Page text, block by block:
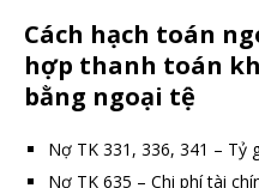
Cách hạch toán
hợp thanh toán
bằng ngoại tệ
Nợ TK 331, 336, 341 – Tỷ
Nợ TK 635 – Chi phí tài